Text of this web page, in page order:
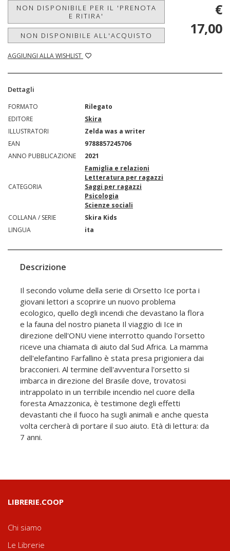
NON DISPONIBILE PER IL 'PRENOTA
E RITIRA'
NON DISPONIBILE ALL'ACQUISTO
AGGIUNGI ALLA WISHLIST
€
17,00
Dettagli
FORMATO
Rilegato
EDITORE
Skira
ILLUSTRATORI
Zelda was a writer
EAN
9788857245706
ANNO PUBBLICAZIONE
2021
CATEGORIA
Famiglia e relazioni
Letteratura per ragazzi
Saggi per ragazzi
Psicologia
Scienze sociali
COLLANA / SERIE
Skira Kids
LINGUA
ita
Descrizione
Il secondo volume della serie di Orsetto Ice porta i
giovani lettori a scoprire un nuovo problema
ecologico, quello degli incendi che devastano la flora
e la fauna del nostro pianeta Il viaggio di Ice in
direzione dell'ONU viene interrotto quando l'orsetto
riceve una chiamata di aiuto dal Sud Africa. La mamma
dell'elefantino Farfallino è stata presa prigioniera dai
bracconieri. Al termine dell'avventura l'orsetto si
imbarca in direzione del Brasile dove, trovatosi
intrappolato in un terribile incendio nel cuore della
foresta Amazzonica, è testimone degli effetti
devastanti che il fuoco ha sugli animali e anche questa
volta cercherà di portare il suo aiuto. Età di lettura: da
7 anni.
LIBRERIE.COOP
Chi siamo
Le Librerie